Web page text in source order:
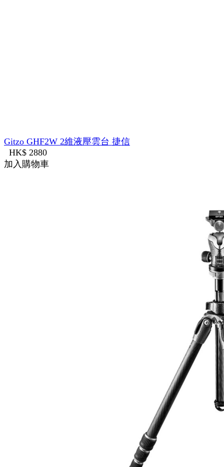
Gitzo GHF2W 2維液壓雲台 捷信
HK$ 2880
加入購物車